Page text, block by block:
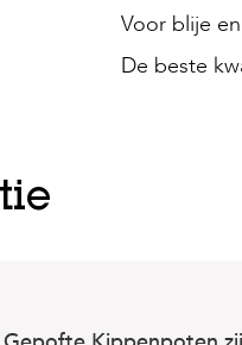
Voor blije
De beste